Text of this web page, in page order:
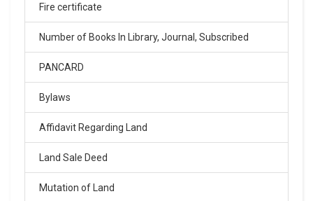
Click Here
SARASWATI VIDYA MANDIR INTER COLLEGE ARYA
NAGAR, entrance exam result 2026
Click Here
02-Feb-2026
Sarswati Vdiya Mandir Junior High School entrance
Fire certificate
Number of Books In Library, Journal, Subscribed
PANCARD
Bylaws
Affidavit Regarding Land
Land Sale Deed
Mutation of Land